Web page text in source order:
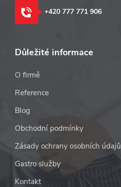
+420 777 771 906
Důležité informace
O firmě
Reference
Blog
Obchodní podmínky
Zásady ochrany osobních údajů
Gastro služby
Kontakt